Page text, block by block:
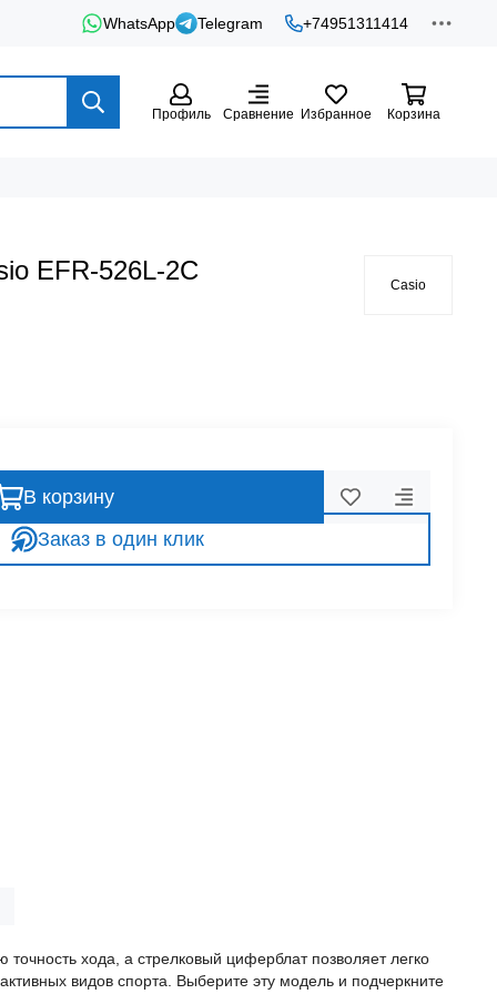
WhatsApp Telegram +74951311414
Профиль Сравнение Избранное Корзина
EFR-526L-2C
Casio
В корзину
Заказ в один клик
хода, а стрелковый циферблат позволяет легко
видов спорта. Выберите эту модель и подчеркните